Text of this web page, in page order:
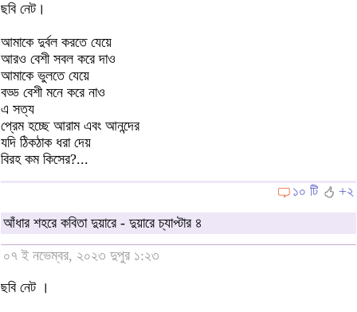
ছবি নেট।
আমাকে দুর্বল করতে যেয়ে
আরও বেশী সবল করে দাও
আমাকে ভুলতে যেয়ে
বড্ড বেশী মনে করে নাও
এ সত্য
প্রেম হচ্ছে আরাম এবং আনন্দের
যদি ঠিকঠাক ধরা দেয়
বিরহ কম কিসের?...
১০ টি
+২
আঁধার শহরে কবিতা দুয়ারে - দুয়ারে চ্যাপ্টার ৪
০৭ ই নভেম্বর, ২০২৩ দুপুর ১:২৩
ছবি নেট ।